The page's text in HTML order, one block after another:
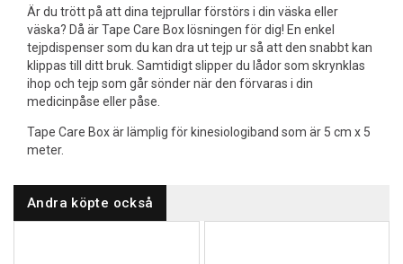
Är du trött på att dina tejprullar förstörs i din väska eller
väska? Då är Tape Care Box lösningen för dig! En enkel
tejpdispenser som du kan dra ut tejp ur så att den snabbt kan
klippas till ditt bruk. Samtidigt slipper du lådor som skrynklas
ihop och tejp som går sönder när den förvaras i din
medicinpåse eller påse.
Tape Care Box är lämplig för kinesiologiband som är 5 cm x 5
meter.
Andra köpte också